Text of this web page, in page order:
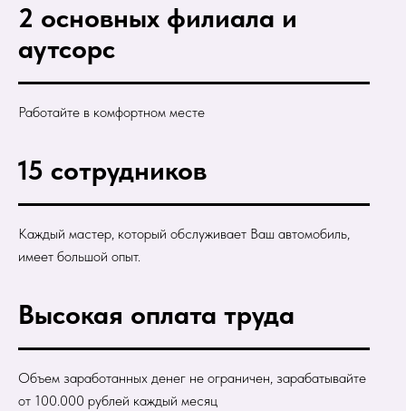
2 основных филиала и
аутсорс
Работайте в комфортном месте
15 сотрудников
Каждый мастер, который обслуживает Ваш автомобиль,
имеет большой опыт.
Высокая оплата труда
Объем заработанных денег не ограничен, зарабатывайте
от 100.000 рублей каждый месяц